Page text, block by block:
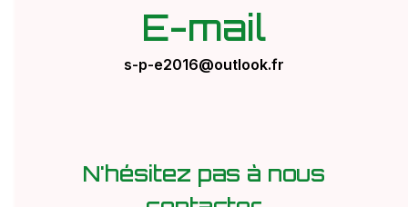
E-mail
s-p-e2016@outlook.fr
N'hésitez pas à nous